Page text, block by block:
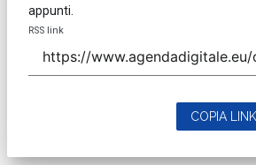
appunti.
RSS link
COPIA LINK